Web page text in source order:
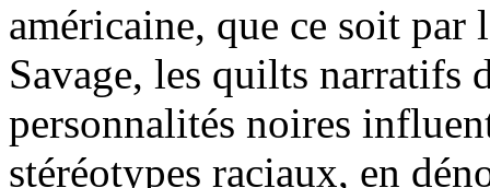
américaine, que ce soit par
Savage, les quilts narratifs
personnalités noires
stéréotypes raciaux, en